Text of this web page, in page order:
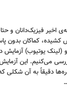
اخیر فیزیک‌دانان و
کشیده، کماکان بدون
(لینک یوتیوب) آزمایش
می‌کنیم. این
دقیقاً به آن شکلی